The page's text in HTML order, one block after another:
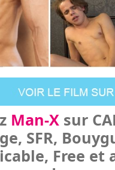
Man-X sur
SFR,
Free et
en duo avec